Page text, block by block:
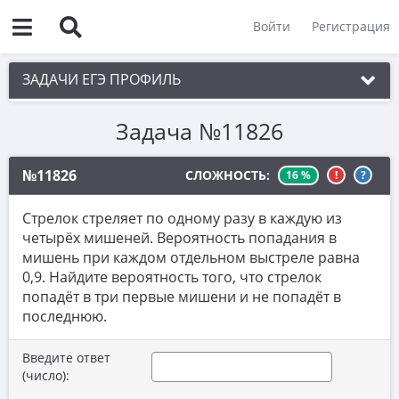
Войти Регистрация
ЗАДАЧИ ЕГЭ ПРОФИЛЬ
1. Планиметрия
2. Векторы
3. Стереометрия
4. Классическое определение вероятности
5. Теория вероятностей
6. Уравнения
7. Нахождение значений выражений
8. Производная
9. Задачи прикладного содержания
Задача №11826
№11826 СЛОЖНОСТЬ: 16 % ! ?
Стрелок стреляет по одному разу в каждую из
четырёх мишеней. Вероятность попадания в
мишень при каждом отдельном выстреле равна
0,9. Найдите вероятность того, что стрелок
попадёт в три первые мишени и не попадёт в
последнюю.
Введите ответ
(число):